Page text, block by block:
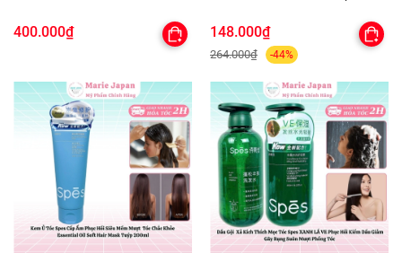
400.000₫
KhửMùi CânBằng PH Chai
200ml-TẶNG 1MASK
148.000₫
264.000₫ -44%